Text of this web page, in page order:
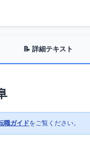
📝 詳細テキスト
職ガイドをご覧ください。